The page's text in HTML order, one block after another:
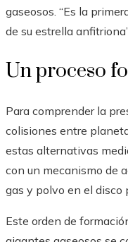
gaseosos. “Es la
de su estrella
Un proceso
Para comprender la
colisiones entre
estas alternativas
con un mecanismo de
gas y polvo en el disco
Este orden de